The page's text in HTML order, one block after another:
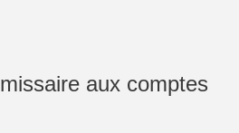
aux comptes